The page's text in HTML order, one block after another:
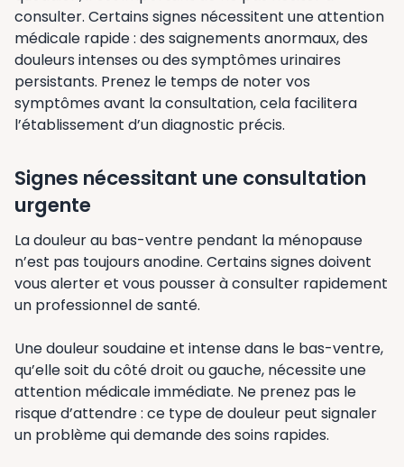
consulter. Certains signes nécessitent une attention
médicale rapide : des saignements anormaux, des
douleurs intenses ou des symptômes urinaires
persistants. Prenez le temps de noter vos
symptômes avant la consultation, cela facilitera
l’établissement d’un diagnostic précis.
Signes nécessitant une consultation
urgente
La douleur au bas-ventre pendant la ménopause
n’est pas toujours anodine. Certains signes doivent
vous alerter et vous pousser à consulter rapidement
un professionnel de santé.
Une douleur soudaine et intense dans le bas-ventre,
qu’elle soit du côté droit ou gauche, nécessite une
attention médicale immédiate. Ne prenez pas le
risque d’attendre : ce type de douleur peut signaler
un problème qui demande des soins rapides.